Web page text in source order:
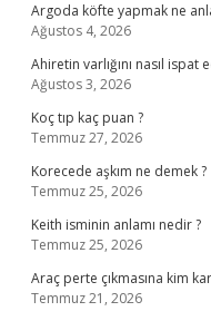
Argoda köfte yapmak ne
Ağustos 4, 2026
Ahiretin varlığını nasıl ispat
Ağustos 3, 2026
Koç tıp kaç puan ?
Temmuz 27, 2026
Korecede aşkım ne demek ?
Temmuz 25, 2026
Keith isminin anlamı nedir ?
Temmuz 25, 2026
Araç perte çıkmasına kim
Temmuz 21, 2026